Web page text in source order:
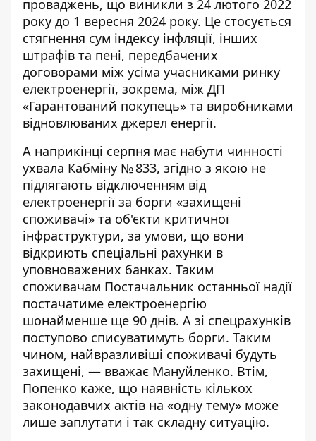
проваджень, що виникли з 24 лютого 2022
року до 1 вересня 2024 року. Це стосується
стягнення сум індексу інфляції, інших
штрафів та пені, передбачених
договорами між усіма учасниками ринку
електроенергії, зокрема, між ДП
«Гарантований покупець» та виробниками
відновлюваних джерел енергії.
А наприкінці серпня має набути чинності
ухвала Кабміну № 833, згідно з якою не
підлягають відключенням від
електроенергії за борги «захищені
споживачі» та об'єкти критичної
інфраструктури, за умови, що вони
відкриють спеціальні рахунки в
уповноважених банках. Таким
споживачам Постачальник останньої надії
постачатиме електроенергію
шонайменше ще 90 днів. А зі спецрахунків
поступово списуватимуть борги. Таким
чином, найвразливіші споживачі будуть
захищені, — вважає Мануйленко. Втім,
Попенко каже, що наявність кількох
законодавчих актів на «одну тему» може
лише заплутати і так складну ситуацію.